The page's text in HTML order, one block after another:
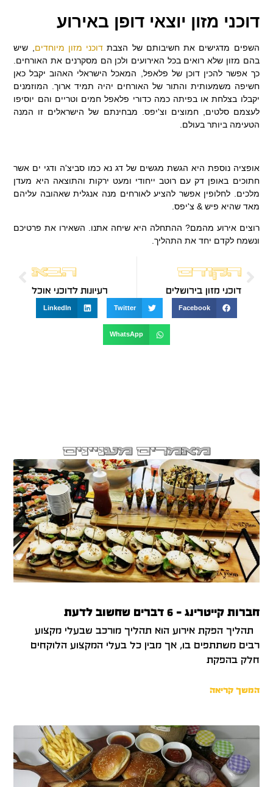
דוכני מזון יוצאי דופן באירוע
השפים מדגישים את חשיבותם של הצבת דוכני מזון מיוחדים , שיש
בהם מזון שלא רואים בכל האירועים ולכן הם מסקרנים את האורחים.
כך אפשר להכין דוכן של פלאפל, המאכל הישראלי האהוב יקבל כאן
חשיפה משמעותית והתור של האורחים יהיה תמיד ארוך. המוזמנים
יקבלו בצלחת או בפיתה כמה כדורי פלאפל חמים וטריים והם יוסיפו
לעצמם סלטים, חמוצים וצ'יפס. מבחינתם של הישראלים זו המנה
הטעימה ביותר בעולם.
אופציה נוספת היא הגשת מגשים של דג נא כמו סביצ'ה ודגי ים אשר
חתוכים באופן דק עם רוטב ייחודי ומעט ירקות והתוצאה היא מעדן
מלכים. לחלופין אפשר להציע לאורחים מנה אנגלית שאהובה עליהם
מאד שהיא פיש & צ'יפס.
רוצים אירוע מהמם? ההתחלה היא שיחה אתנו. השאירו את פרטיכם
ונשמח לקדם יחד את התהליך.
הקודם
דוכני מזון בירושלים
הבא
רעיונות לדוכני אוכל
Facebook
Twitter
LinkedIn
WhatsApp
מאמרים מעניינים
חברות קייטרינג – 6 דברים שחשוב לדעת
תהליך הפקת אירוע הוא תהליך מורכב שבעלי מקצוע
רבים משתתפים בו, אך מבין כל בעלי המקצוע הלוקחים
חלק בהפקת
המשך קריאה